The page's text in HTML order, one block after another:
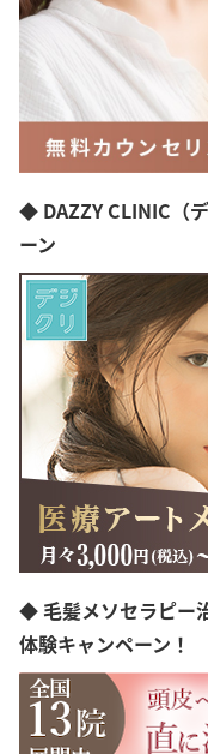
◆ DAZZY CLINIC（
ーン
◆ 毛髪メソセラピー
体験キャンペーン！